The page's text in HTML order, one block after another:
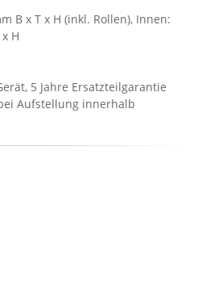
B x T x H (inkl. Rollen), Innen:
H
5 Jahre Ersatzteilgarantie
Aufstellung innerhalb